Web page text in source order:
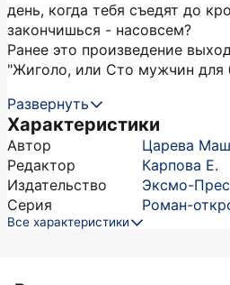
день, когда тебя съедят до
закончишься - насовсем?
Ранее это произведение
"Жиголо, или Сто мужчин для
Развернуть
Характеристики
Автор
Царева
Редактор
Карпова Е.
Издательство
Эксмо-
Серия
Роман-
Все характеристики